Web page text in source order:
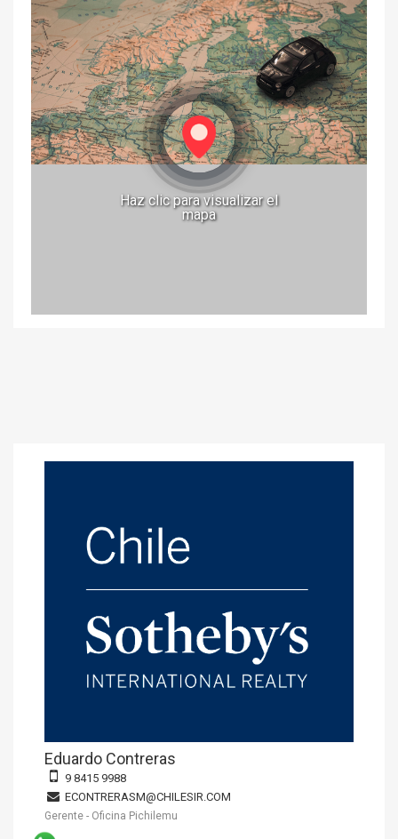
Haz clic para visualizar el
mapa
Eduardo Contreras
9 8415 9988
ECONTRERASM@CHILESIR.COM
Gerente - Oficina Pichilemu